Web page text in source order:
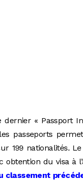
dernier « Passport
passeports
199 nationalités.
obtention du visa à
classement